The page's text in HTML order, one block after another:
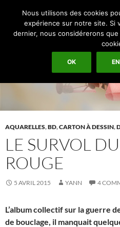
Espace Graphique
ALLER
AU
AQUARELLES,BD,CARTON À DESSIN,
LE SURVOL
ROUGE
5 AVRIL 2015 YANN 4
L’album collectif sur la guerre
de bouclage, il manquait
Nous utilisons des cookies
expérience sur notre site. Si
dernier, nous considérerons
OK